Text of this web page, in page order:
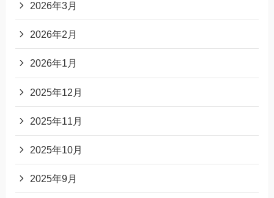
2026年3月
2026年2月
2026年1月
2025年12月
2025年11月
2025年10月
2025年9月